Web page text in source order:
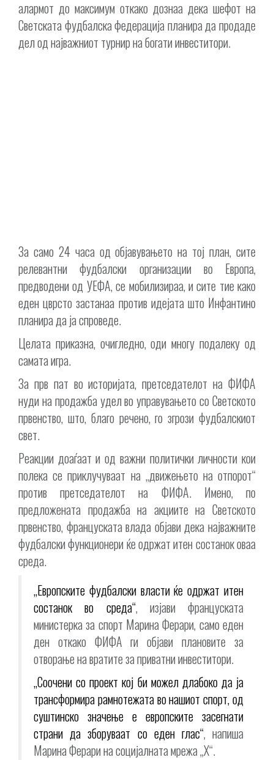
алармот до максимум откако дознаа дека шефот на
Светската фудбалска федерација планира да продаде
дел од најважниот турнир на богати инвеститори.
За само 24 часа од објавувањето на тој план, сите
релевантни фудбалски организации во Европа,
предводени од УЕФА, се мобилизираа, и сите тие како
еден цврсто застанаа против идејата што Инфантино
планира да ја спроведе.
Целата приказна, очигледно, оди многу подалеку од
самата игра.
За прв пат во историјата, претседателот на ФИФА
нуди на продажба удел во управувањето со Светското
првенство, што, благо речено, го згрози фудбалскиот
свет.
Реакции доаѓаат и од важни политички личности кои
полека се приклучуваат на „движењето на отпорот“
против претседателот на ФИФА. Имено, по
предложената продажба на акциите на Светското
првенство, француската влада објави дека најважните
фудбалски функционери ќе одржат итен состанок оваа
среда.
„Европските фудбалски власти ќе одржат итен
состанок во среда“, изјави француската
министерка за спорт Марина Ферари, само еден
ден откако ФИФА ги објави плановите за
отворање на вратите за приватни инвеститори.
„Соочени со проект кој би можел длабоко да ја
трансформира рамнотежата во нашиот спорт, од
суштинско значење е европските засегнати
страни да зборуваат со еден глас“, напиша
Марина Ферари на социјалната мрежа „X“.